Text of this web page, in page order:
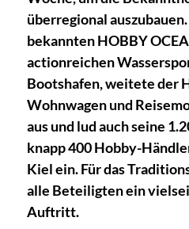
überregional
bekannten HOBBY
actionreichen
Bootshafen, weitete der
Wohnwagen und
aus und lud auch seine
knapp 400 Hobby-
Kiel ein. Für das
alle Beteiligten ein
Auftritt.